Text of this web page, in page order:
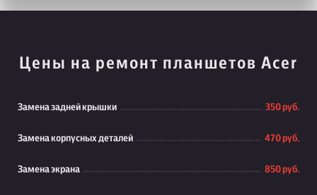
Цены на ремонт планшетов Acer
Замена задней крышки 350 руб.
Замена корпусных деталей 470 руб.
Замена экрана 850 руб.